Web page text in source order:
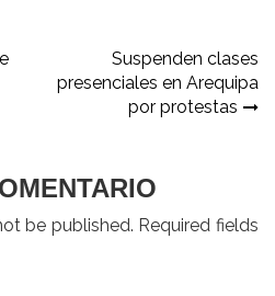
Suspenden clases
presenciales en Arequipa
por protestas
be published. Required fields